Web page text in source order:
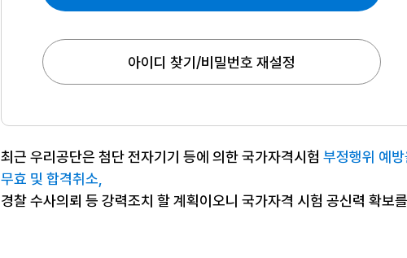
아이디 찾기/비밀번호 재설정
최근 우리공단은 첨단 전자기기 등에 의한 국가자격시험 부정행위 예
무효 및 합격취소,
경찰 수사의뢰 등 강력조치 할 계획이오니 국가자격 시험 공신력 확보